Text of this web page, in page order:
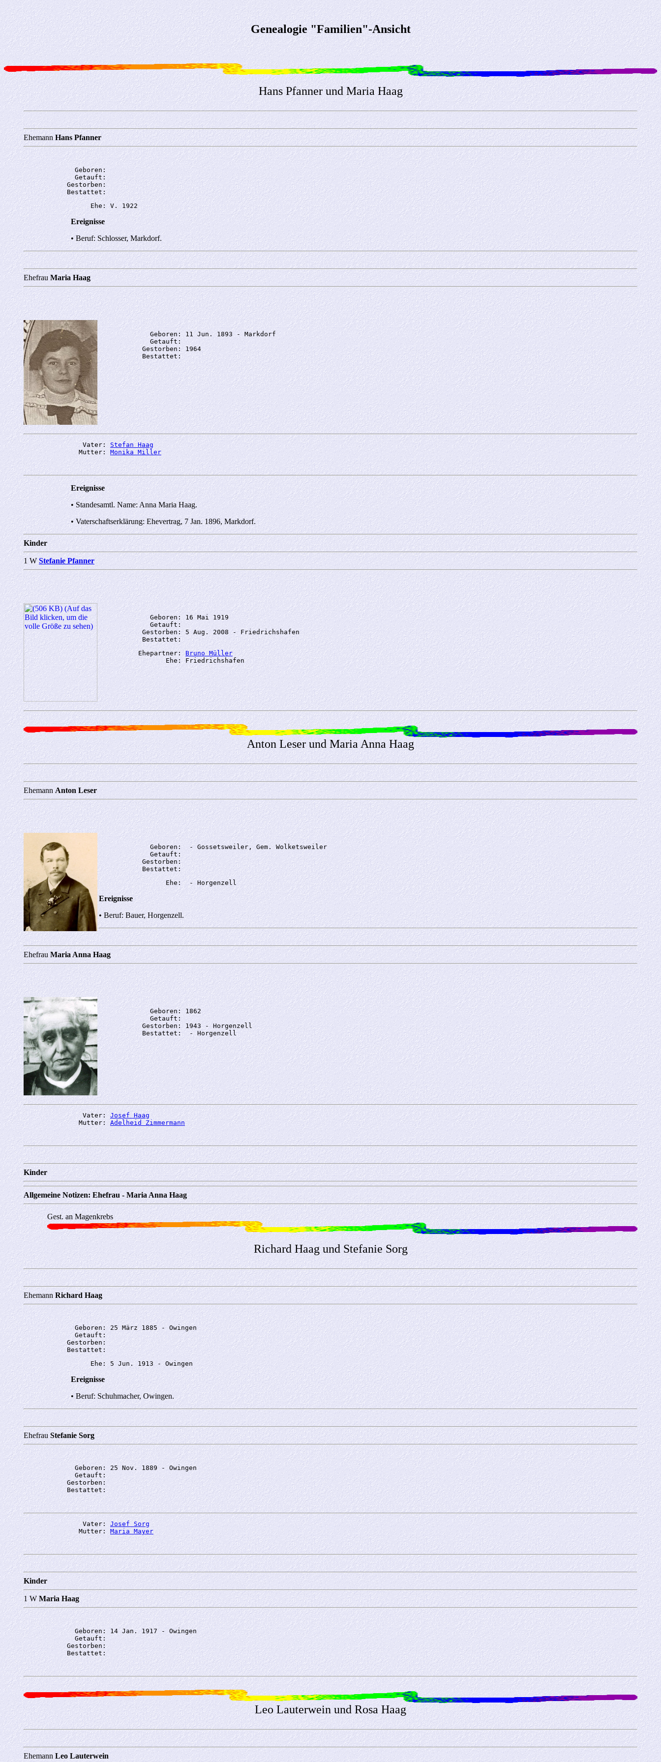
Genealogie "Familien"-Ansicht
Hans Pfanner und Maria Haag
EhemannHans Pfanner
             Geboren:
             Getauft:
           Gestorben:
Ereignisse
• Beruf: Schlosser, Markdorf.
EhefrauMaria Haag
             Geboren: 11 Jun. 1893 - Markdorf
             Getauft:
           Gestorben: 1964
               Vater:
Stefan Haag
              Mutter:
Monika Miller
Ereignisse
• Standesamtl. Name: Anna Maria Haag.
• Vaterschaftserklärung: Ehevertrag, 7 Jan. 1896, Markdorf.
Kinder
1 WStefanie Pfanner
             Geboren: 16 Mai 1919
             Getauft:
           Gestorben: 5 Aug. 2008 - Friedrichshafen
          Ehepartner:
Bruno Müller
Anton Leser und Maria Anna Haag
EhemannAnton Leser
             Geboren:  - Gossetsweiler, Gem. Wolketsweiler
             Getauft:
           Gestorben:
Ereignisse
• Beruf: Bauer, Horgenzell.
EhefrauMaria Anna Haag
             Geboren: 1862
             Getauft:
           Gestorben: 1943 - Horgenzell
               Vater:
Josef Haag
              Mutter:
Adelheid Zimmermann
Kinder
Allgemeine Notizen: Ehefrau - Maria Anna Haag
Gest. an Magenkrebs
Richard Haag und Stefanie Sorg
EhemannRichard Haag
             Geboren: 25 März 1885 - Owingen
             Getauft:
           Gestorben:
Ereignisse
• Beruf: Schuhmacher, Owingen.
EhefrauStefanie Sorg
             Geboren: 25 Nov. 1889 - Owingen
             Getauft:
           Gestorben:
               Vater:
Josef Sorg
              Mutter:
Maria Mayer
Kinder
1 WMaria Haag
             Geboren: 14 Jan. 1917 - Owingen
             Getauft:
           Gestorben:
Leo Lauterwein und Rosa Haag
EhemannLeo Lauterwein